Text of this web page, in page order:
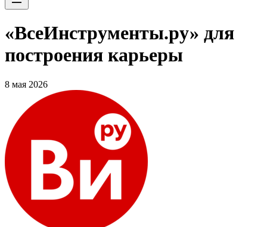
«ВсеИнструменты.ру» для
построения карьеры
8 мая 2026